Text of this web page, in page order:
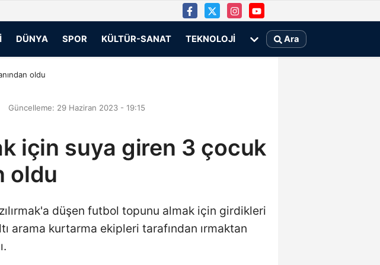
DÜNYA SPOR KÜLTÜR-SANAT TEKNOLOJI Ara
oldu
Güncelleme: 29 Haziran 2023 - 19:15
için suya giren 3 çocuk
oldu
düşen futbol topunu almak için girdikleri
arama kurtarma ekipleri tarafından ırmaktan